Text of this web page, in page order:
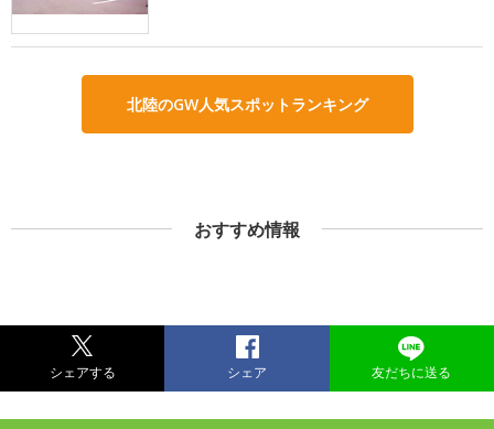
北陸のGW人気スポットランキング
おすすめ情報
シェアする シェア 友だちに送る